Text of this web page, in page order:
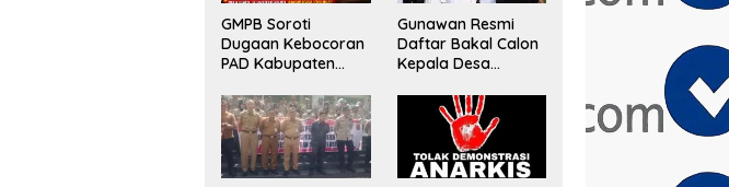
GMPB Soroti
Dugaan Kebocoran
PAD Kabupaten
Evaluasi Total
Pengawasan
Bangunan Tak
Berizin
Gunawan Resmi
Daftar Bakal Calon
Kepala Desa
Keluarga Dan
Ratusan Pendukung
ke Meja Panitia